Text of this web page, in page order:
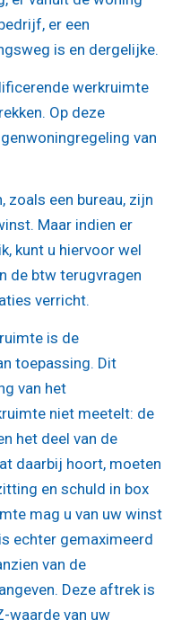
er een
is en dergelijke.
werkruimte
Op deze
van
zoals een bureau, zijn
Maar indien er
kunt u hiervoor wel
de btw terugvragen
verricht.
is de
toepassing. Dit
van het
niet meetelt: de
het deel van de
daarbij hoort, moeten
en schuld in box
mag u van uw winst
echter gemaximeerd
van de
Deze aftrek is
waarde van uw